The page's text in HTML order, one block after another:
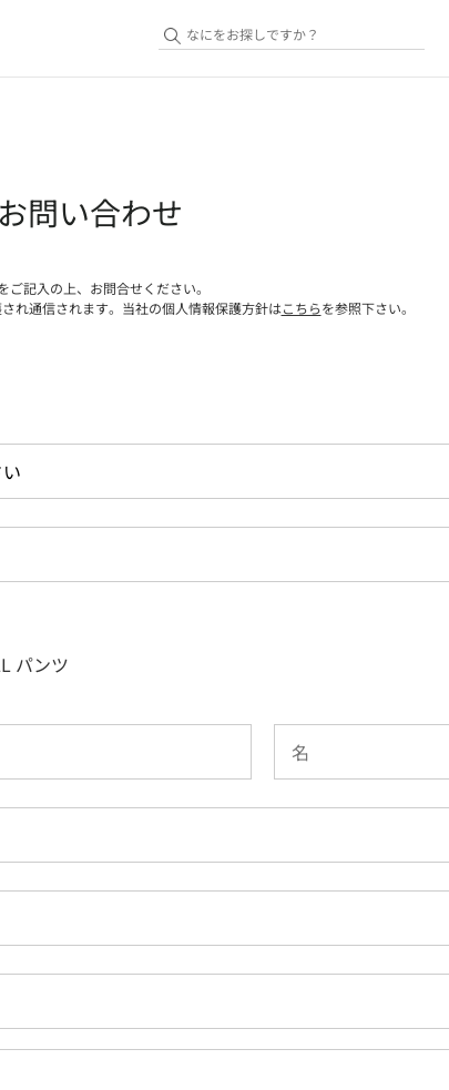
お問い合わせ
ご記入の上、お問合せください。
れ通信されます。当社の個人情報保護方針はこちらを参照下さい。
パンツ